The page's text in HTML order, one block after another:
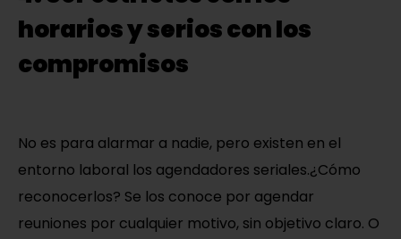
horarios y serios con los
compromisos
No es para alarmar a nadie, pero existen en el
entorno laboral los agendadores seriales.¿Cómo
reconocerlos? Se los conoce por agendar
reuniones por cualquier motivo, sin objetivo claro. O